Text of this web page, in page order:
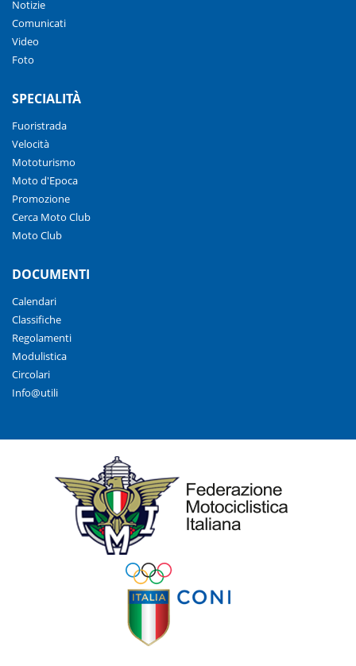
Notizie
Comunicati
Video
Foto
SPECIALITÀ
Fuoristrada
Velocità
Mototurismo
Moto d'Epoca
Promozione
Cerca Moto Club
Moto Club
DOCUMENTI
Calendari
Classifiche
Regolamenti
Modulistica
Circolari
Info@utili